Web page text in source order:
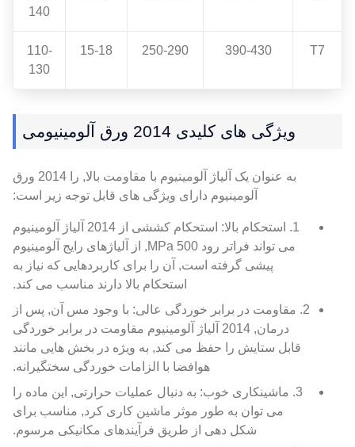
140
T7
390-430
250-290
15-18
110-
130
ویژگی های کلیدی 2014 ورق آلومینیومی
به عنوان یک آلیاژ آلومینیوم با مقاومت بالا, را 2014 ورق
آلومینیوم دارای ویژگی های قابل توجه زیر است:
1. استحکام بالا: استحکام کششی از 2014 آلیاژ آلومینیوم
می تواند فراتر رود 500 MPa, از آلیاژهای رایج آلومینیوم
پیشی گرفته است, آن را برای کاربردهایی که نیاز به
استحکام بالا دارند مناسب می کند.
2. مقاومت در برابر خوردگی عالی: با وجود مس آن, پس از
درمان, 2014 آلیاژ آلومینیوم مقاومت در برابر خوردگی
قابل ستایش را حفظ می کند, به ویژه در بخش هایی مانند
هوافضا با الزامات خوردگی سختگیرانه.
3. ماشینکاری خوب: به دنبال عملیات حرارتی, این ماده را
می توان به طور موثر ماشین کاری کرد, مناسب برای
شکل دهی از طریق فرآیندهای مکانیکی مرسوم.